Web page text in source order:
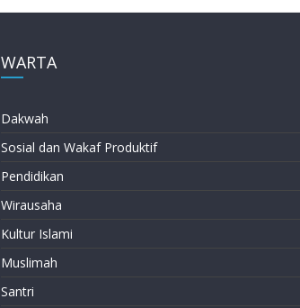
WARTA
Dakwah
Sosial dan Wakaf Produktif
Pendidikan
Wirausaha
Kultur Islami
Muslimah
Santri